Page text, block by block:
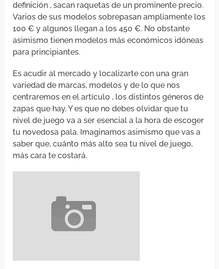
definición , sacan raquetas de un prominente precio.
Varios de sus modelos sobrepasan ampliamente los
100 € y algunos llegan a los 450 €. No obstante
asimismo tienen modelos más económicos idóneas
para principiantes.
Es acudir al mercado y localizarte con una gran
variedad de marcas, modelos y de lo que nos
centraremos en el artículo , los distintos géneros de
zapas que hay. Y es que no debes olvidar que tu
nivel de juego va a ser esencial a la hora de escoger
tu novedosa pala. Imaginamos asimismo que vas a
saber que, cuánto más alto sea tu nivel de juego,
más cara te costará.